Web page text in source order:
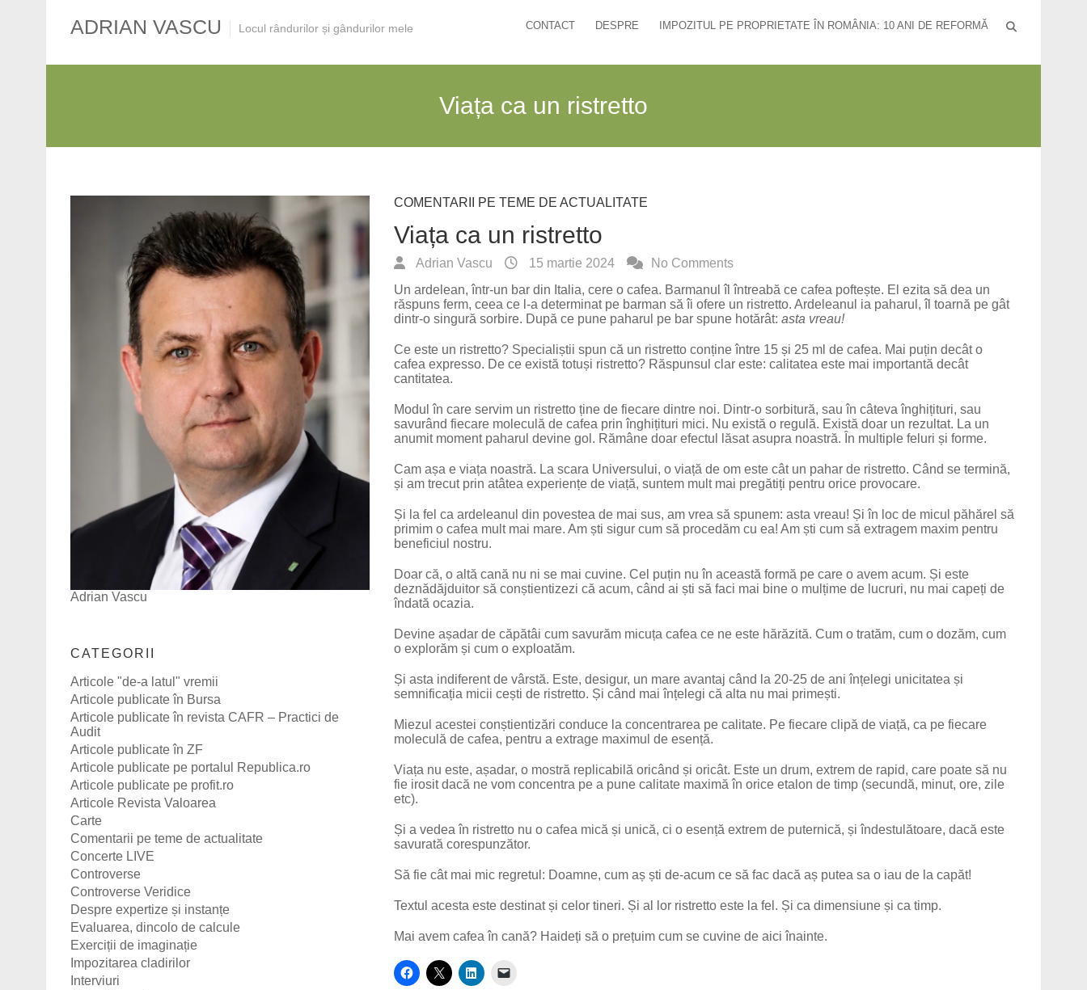
ADRIAN VASCU Locul rândurilor și gândurilor mele CONTACT DESPRE IMPOZITUL PE PROPRIETATE ÎN ROMÂNIA: 10 ANI DE REFORMĂ
Viața ca un ristretto
COMENTARII PE TEME DE ACTUALITATE
Viața ca un ristretto
Adrian Vascu 15 martie 2024
No Comments
Un ardelean, într-un bar din Italia, cere o cafea. Barmanul îl întreabă ce cafea poftește. El ezita să dea un
răspuns ferm, ceea ce l-a determinat pe barman să îi ofere un ristretto. Ardeleanul ia paharul, îl toarnă pe gât
dintr-o singură sorbire. După ce pune paharul pe bar spune hotărât:asta vreau!
Ce este un ristretto? Specialiștii spun că un ristretto conține între 15 și 25 ml de cafea. Mai puțin decât o
cafea expresso. De ce există totuși ristretto? Răspunsul clar este: calitatea este mai importantă decât
cantitatea.
Modul în care servim un ristretto ține de fiecare dintre noi. Dintr-o sorbitură, sau în câteva înghițituri, sau
savurând fiecare moleculă de cafea prin înghițituri mici. Nu există o regulă. Există doar un rezultat. La un
anumit moment paharul devine gol. Rămâne doar efectul lăsat asupra noastră. În multiple feluri și forme.
Cam așa e viața noastră. La scara Universului, o viață de om este cât un pahar de ristretto. Când se termină,
și am trecut prin atâtea experiențe de viață, suntem mult mai pregătiți pentru orice provocare.
Și la fel ca ardeleanul din povestea de mai sus, am vrea să spunem: asta vreau! Și în loc de micul păhărel să
primim o cafea mult mai mare. Am ști sigur cum să procedăm cu ea! Am ști cum să extragem maxim pentru
beneficiul nostru.
Doar că, o altă cană nu ni se mai cuvine. Cel puțin nu în această formă pe care o avem acum. Și este
deznădăjduitor să conștientizezi că acum, când ai ști să faci mai bine o mulțime de lucruri, nu mai capeți de
îndată ocazia.
Devine așadar de căpătâi cum savurăm micuța cafea ce ne este hărăzită. Cum o tratăm, cum o dozăm, cum
o explorăm și cum o exploatăm.
Și asta indiferent de vârstă. Este, desigur, un mare avantaj când la 20-25 de ani înțelegi unicitatea și
semnificația micii cești de ristretto. Și când mai înțelegi că alta nu mai primești.
Miezul acestei conștientizări conduce la concentrarea pe calitate. Pe fiecare clipă de viață, ca pe fiecare
moleculă de cafea, pentru a extrage maximul de esență.
Viața nu este, așadar, o mostră replicabilă oricând și oricât. Este un drum, extrem de rapid, care poate să nu
fie irosit dacă ne vom concentra pe a pune calitate maximă în orice etalon de timp (secundă, minut, ore, zile
etc).
Și a vedea în ristretto nu o cafea mică și unică, ci o esență extrem de puternică, și îndestulătoare, dacă este
savurată corespunzător.
Să fie cât mai mic regretul: Doamne, cum aș ști de-acum ce să fac dacă aș putea sa o iau de la capăt!
Textul acesta este destinat și celor tineri. Și al lor ristretto este la fel. Și ca dimensiune și ca timp.
Mai avem cafea în cană? Haideți să o prețuim cum se cuvine de aici înainte.
Adrian Vascu
CATEGORII
Articole "de-a latul" vremii
Articole publicate în Bursa
Articole publicate în revista CAFR – Practici de
Audit
Articole publicate în ZF
Articole publicate pe portalul Republica.ro
Articole publicate pe profit.ro
Articole Revista Valoarea
Carte
Comentarii pe teme de actualitate
Concerte LIVE
Controverse
Controverse Veridice
Despre expertize și instanțe
Evaluarea, dincolo de calcule
Exerciții de imaginație
Impozitarea cladirilor
Interviuri